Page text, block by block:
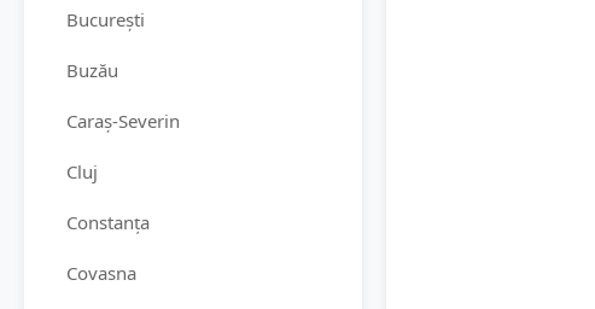
București
Buzău
Caraș-Severin
Cluj
Constanța
Covasna